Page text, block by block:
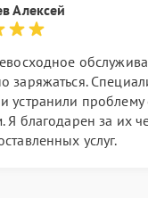
Алексей
заряжаться.
устранили проблему
Я благодарен за их
услуг.